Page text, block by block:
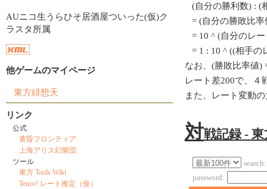
(自分の勝利数) : (
= (自分の勝敗比率
= 10 ^ (自分のレー
= 1 : 10 ^ ((相手の
なお、(勝敗比率値)
レート差200で、４
また、レート変動
対戦記録 -
search:
password:
AUニコ生うらひそ居酒屋ついった(仮)ク
ラスタ所属
他ゲームのマイページ
東方緋想天
リンク
公式
黄昏フロンティア
上海アリス幻樂団
ツール
東方 Tools Wiki
Tenco! レート推定（仮）